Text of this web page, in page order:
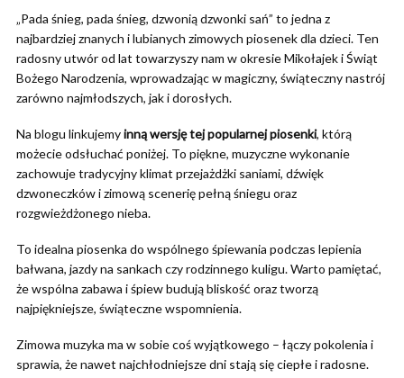
„Pada śnieg, pada śnieg, dzwonią dzwonki sań” to jedna z
najbardziej znanych i lubianych zimowych piosenek dla dzieci. Ten
radosny utwór od lat towarzyszy nam w okresie Mikołajek i Świąt
Bożego Narodzenia, wprowadzając w magiczny, świąteczny nastrój
zarówno najmłodszych, jak i dorosłych.
Na blogu linkujemyinną wersję tej popularnej piosenki, którą
możecie odsłuchać poniżej. To piękne, muzyczne wykonanie
zachowuje tradycyjny klimat przejażdżki saniami, dźwięk
dzwoneczków i zimową scenerię pełną śniegu oraz
rozgwieżdżonego nieba.
To idealna piosenka do wspólnego śpiewania podczas lepienia
bałwana, jazdy na sankach czy rodzinnego kuligu. Warto pamiętać,
że wspólna zabawa i śpiew budują bliskość oraz tworzą
najpiękniejsze, świąteczne wspomnienia.
Zimowa muzyka ma w sobie coś wyjątkowego – łączy pokolenia i
sprawia, że nawet najchłodniejsze dni stają się ciepłe i radosne.